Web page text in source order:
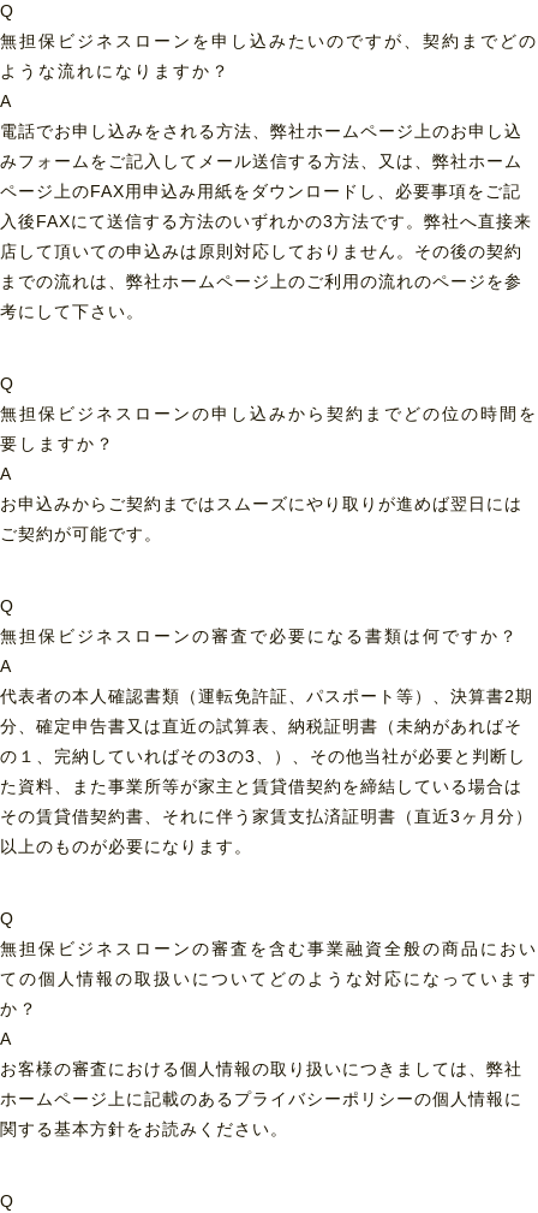
Q
無担保ビジネスローンを申し込みたいのですが、契約までどの
ような流れになりますか？
A
電話でお申し込みをされる方法、弊社ホームページ上のお申し込
みフォームをご記入してメール送信する方法、又は、弊社ホーム
ページ上のFAX用申込み用紙をダウンロードし、必要事項をご記
入後FAXにて送信する方法のいずれかの3方法です。弊社へ直接来
店して頂いての申込みは原則対応しておりません。その後の契約
までの流れは、弊社ホームページ上のご利用の流れのページを参
考にして下さい。
Q
無担保ビジネスローンの申し込みから契約までどの位の時間を
要しますか？
A
お申込みからご契約まではスムーズにやり取りが進めば翌日には
ご契約が可能です。
Q
無担保ビジネスローンの審査で必要になる書類は何ですか？
A
代表者の本人確認書類（運転免許証、パスポート等）、決算書2期
分、確定申告書又は直近の試算表、納税証明書（未納があればそ
の１、完納していればその3の3、）、その他当社が必要と判断し
た資料、また事業所等が家主と賃貸借契約を締結している場合は
その賃貸借契約書、それに伴う家賃支払済証明書（直近3ヶ月分）
以上のものが必要になります。
Q
無担保ビジネスローンの審査を含む事業融資全般の商品におい
ての個人情報の取扱いについてどのような対応になっています
か？
A
お客様の審査における個人情報の取り扱いにつきましては、弊社
ホームページ上に記載のあるプライバシーポリシーの個人情報に
関する基本方針をお読みください。
Q